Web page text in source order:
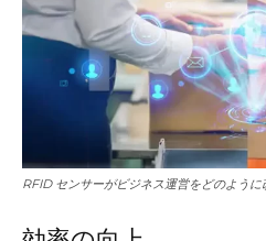
RFID センサーがビジネス運営をどのように